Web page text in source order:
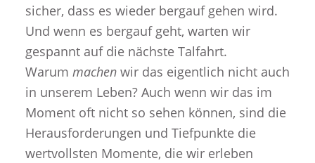
sicher, dass es wieder bergauf gehen wird.
Und wenn es bergauf geht, warten wir
gespannt auf die nächste Talfahrt.
Warum machenwir das eigentlich nicht auch
in unserem Leben? Auch wenn wir das im
Moment oft nicht so sehen können, sind die
Herausforderungen und Tiefpunkte die
wertvollsten Momente, die wir erleben